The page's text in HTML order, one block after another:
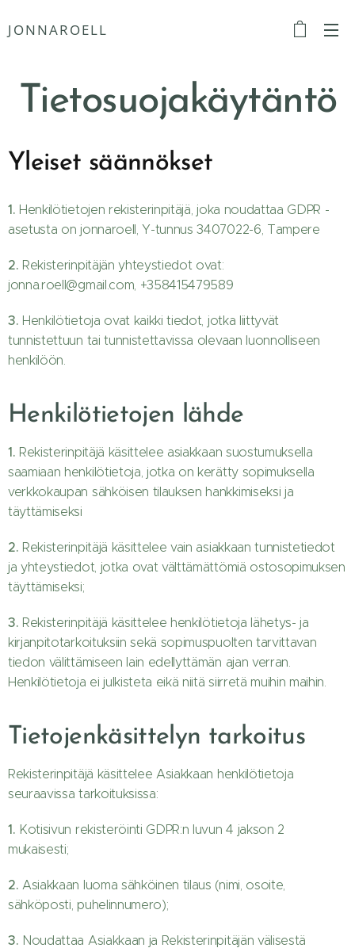
JONNAROELL
Tietosuojakäytäntö
Yleiset säännökset
1. Henkilötietojen rekisterinpitäjä, joka noudattaa GDPR -
asetusta on jonnaroell, Y-tunnus 3407022-6, Tampere
2. Rekisterinpitäjän yhteystiedot ovat:
jonna.roell@gmail.com, +358415479589
3. Henkilötietoja ovat kaikki tiedot, jotka liittyvät
tunnistettuun tai tunnistettavissa olevaan luonnolliseen
henkilöön.
Henkilötietojen lähde
1. Rekisterinpitäjä käsittelee asiakkaan suostumuksella
saamiaan henkilötietoja, jotka on kerätty sopimuksella
verkkokaupan sähköisen tilauksen hankkimiseksi ja
täyttämiseksi
2. Rekisterinpitäjä käsittelee vain asiakkaan tunnistetiedot
ja yhteystiedot, jotka ovat välttämättömiä ostosopimuksen
täyttämiseksi;
3. Rekisterinpitäjä käsittelee henkilötietoja lähetys- ja
kirjanpitotarkoituksiin sekä sopimuspuolten tarvittavan
tiedon välittämiseen lain edellyttämän ajan verran.
Henkilötietoja ei julkisteta eikä niitä siirretä muihin maihin.
Tietojenkäsittelyn tarkoitus
Rekisterinpitäjä käsittelee Asiakkaan henkilötietoja
seuraavissa tarkoituksissa:
1. Kotisivun rekisteröinti GDPR:n luvun 4 jakson 2
mukaisesti;
2.Asiakkaan luoma sähköinen tilaus (nimi, osoite,
sähköposti, puhelinnumero);
3. Noudattaa Asiakkaan ja Rekisterinpitäjän välisestä